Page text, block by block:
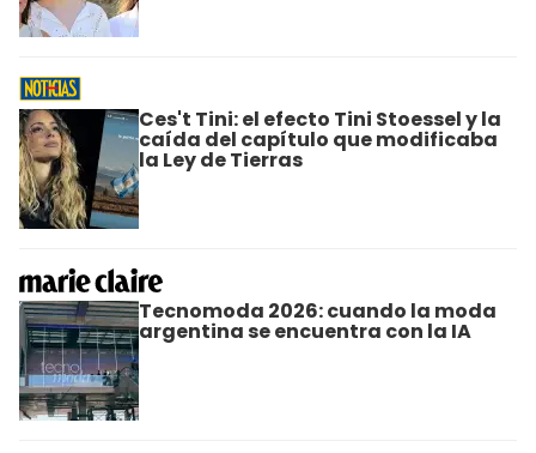
Ces't Tini: el efecto Tini Stoessel y la
caída del capítulo que modificaba
la Ley de Tierras
Tecnomoda 2026: cuando la moda
argentina se encuentra con la IA